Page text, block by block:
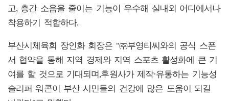
고, 층간 소음을 줄이는 기능이 우수해 실내외 어디에서나
착용하기 적합하다.
부산시체육회 장인화 회장은 "㈜부영티씨와의 공식 스폰
서 협약을 통해 지역 경제와 지역 스포츠 활성화에 큰 기
여를 할 것으로 기대되며,후원사가 제작·유통하는 기능성
슬리퍼 워콘이 부산 시민들의 건강에 많은 도움이 되길